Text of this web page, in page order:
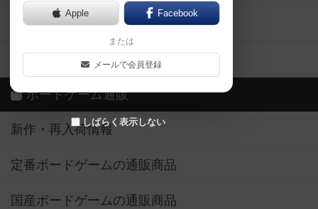
Apple Facebook
または
メールで会員登録
しばらく表示しない
ボードゲーム業界コラム
ボドゲーマご利用案内
ボードゲーム通販
新作・再入荷情報
定番ボードゲームの通販商品
国産ボードゲームの通販商品